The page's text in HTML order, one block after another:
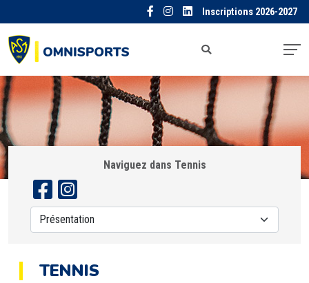
Inscriptions 2026-2027
Naviguez dans Tennis
TENNIS